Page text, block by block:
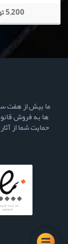
5,200 تومان
ما بیش از هفت
ها به فروش
حمایت شما از